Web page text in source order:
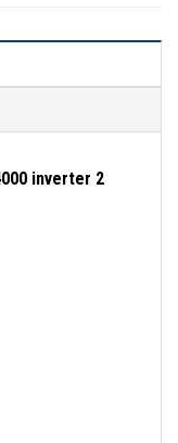
inverter 2